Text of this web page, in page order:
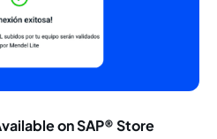
on SAP® Store